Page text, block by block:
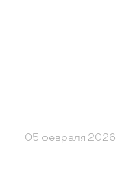
05 февраля 2026